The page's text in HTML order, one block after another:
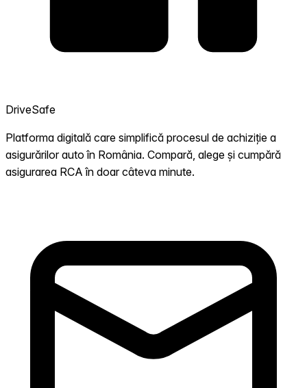
DriveSafe
Platforma digitală care simplifică procesul de achiziție a
asigurărilor auto în România. Compară, alege și cumpără
asigurarea RCA în doar câteva minute.